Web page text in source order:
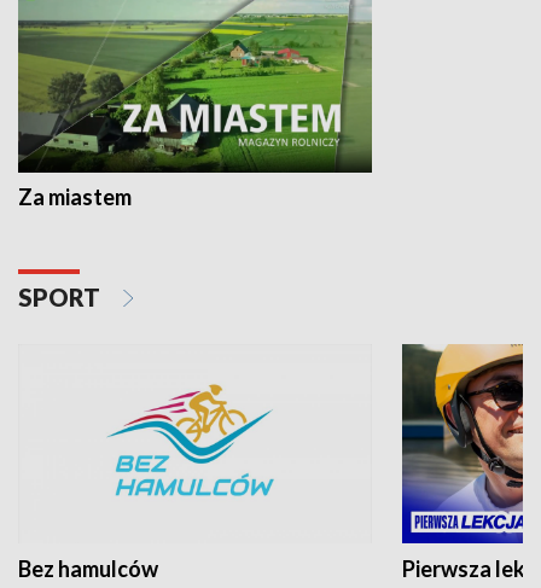
Za miastem
SPORT
Bez hamulców Pierwsza